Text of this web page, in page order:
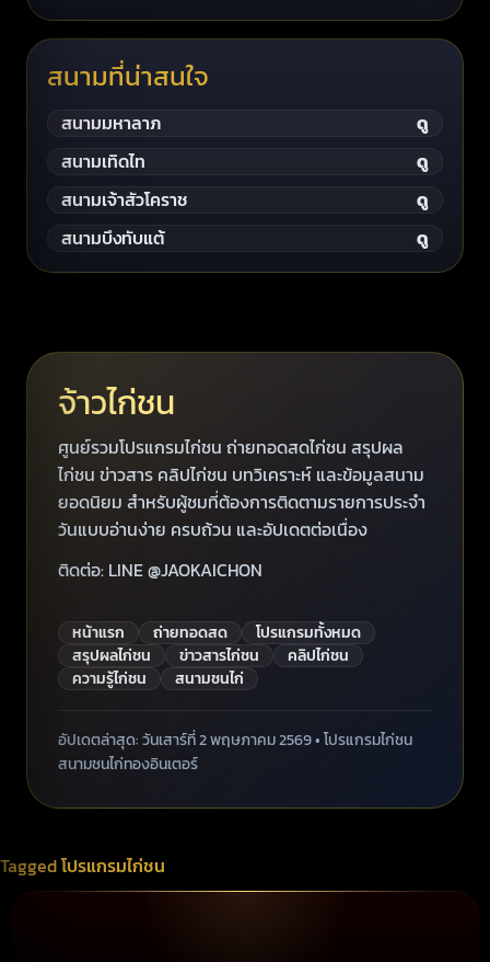
สนามที่น่าสนใจ
สนามมหาลาภ
ดู
สนามเทิดไท
ดู
สนามเจ้าสัวโคราช
ดู
สนามบึงทับแต้
ดู
จ้าวไก่ชน
ศูนย์รวมโปรแกรมไก่ชน ถ่ายทอดสดไก่ชน สรุปผล
ไก่ชน ข่าวสาร คลิปไก่ชน บทวิเคราะห์ และข้อมูลสนาม
ยอดนิยม สำหรับผู้ชมที่ต้องการติดตามรายการประจำ
วันแบบอ่านง่าย ครบถ้วน และอัปเดตต่อเนื่อง
ติดต่อ: LINE @JAOKAICHON
หน้าแรก ถ่ายทอดสด
โปรแกรมทั้งหมด
สรุปผลไก่ชน
ข่าวสารไก่ชน
คลิปไก่ชน
ความรู้ไก่ชน
สนามชนไก่
อัปเดตล่าสุด: วันเสาร์ที่ 2 พฤษภาคม 2569 • โปรแกรมไก่ชน
สนามชนไก่ทองอินเตอร์
Taggedโปรแกรมไก่ชน